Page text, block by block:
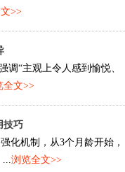
>>
调“主观上令人感到愉悦、
全文>>
技巧
化机制，从3个月龄开始，
...浏览全文>>